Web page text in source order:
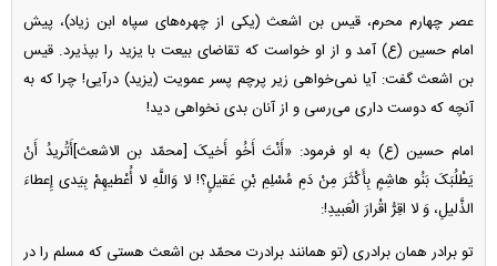
عصر چهارم محرم، قیس بن اشعث (یکی از چهره‌های سپاه ابن زیاد)، پیش
امام حسین (ع) آمد و از او خواست که تقاضای بیعت با یزید را بپذیرد. قیس
بن اشعث گفت: آیا نمی‌خواهی زیر پرچم پسر عمویت (یزید) درآیی! چرا که به
آنچه که دوست داری می‌رسی و از آنان بدی نخواهی دید!
امام حسین (ع) به او فرمود: «أَنْتَ أَخُو أَخیکَ [محمّد بن الاشعث]أَتُریدُ أَنْ
یَطْلُبَکَ بَنُو هاشِمٍ بِأَکْثَرَ مِنْ دَمِ مُسْلِمِ بْنِ عَقیلٍ؟! لا وَاللَّهِ لا أُعْطیهِمْ بِیَدی إِعطاءَ
الذَّلیلِ، وَ لا اقِرُّ اقْرارَ الْعَبیدِ!:
تو برادر همان برادری (تو همانند برادرت محمّد بن اشعث هستی که مسلم را در